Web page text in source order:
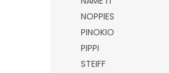
NOPPIES
PINOKIO
PIPPI
STEIFF